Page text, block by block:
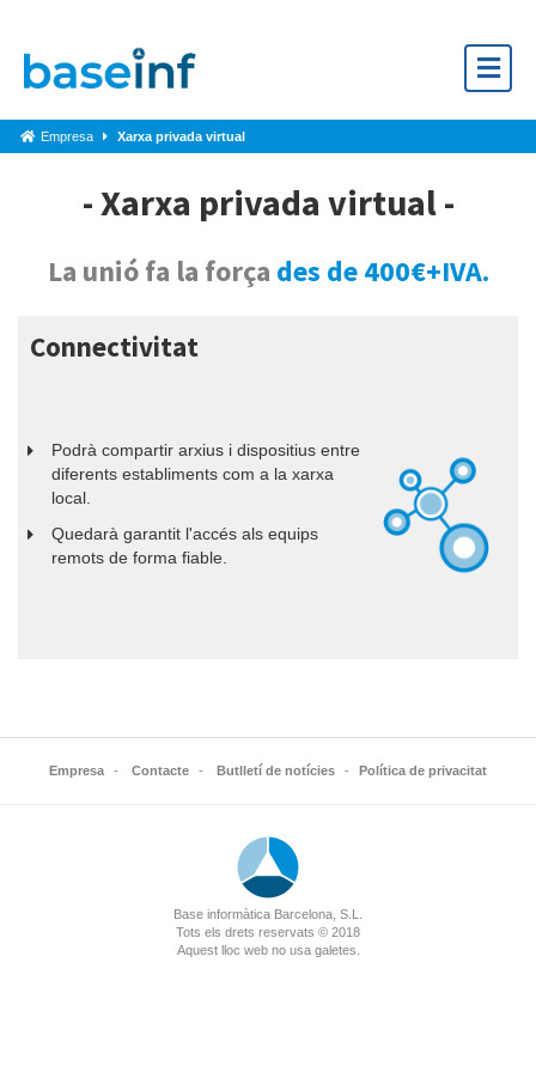
Empresa Xarxa privada virtual
- Xarxa privada virtual -
La unió fa la força des de 400€+IVA.
Connectivitat
Podrà compartir arxius i dispositius entre
diferents establiments com a la xarxa
local.
Quedarà garantit l'accés als equips
remots de forma fiable.
Empresa - Contacte - Butlletí de notícies - Política de privacitat
Base informàtica Barcelona, S.L.
Tots els drets reservats © 2018
Aquest lloc web no usa galetes.